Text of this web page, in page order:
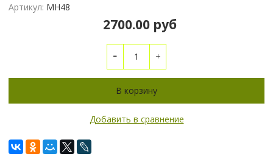
Артикул: МН48
2700.00 руб
В корзину
Добавить в сравнение